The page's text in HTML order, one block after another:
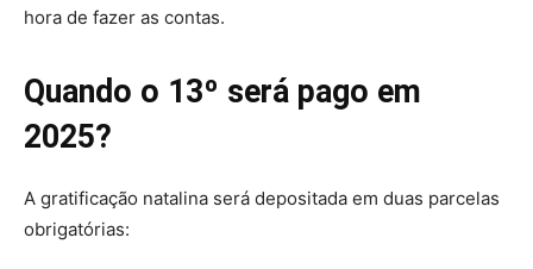
hora de fazer as contas.
Quando o 13º será pago em
2025?
A gratificação natalina será depositada em duas parcelas
obrigatórias: